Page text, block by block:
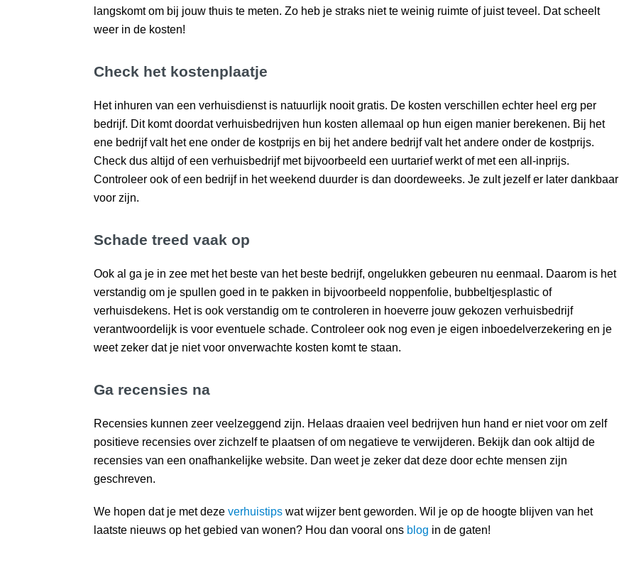
langskomt om bij jouw thuis te meten. Zo heb je straks niet te weinig ruimte of juist teveel. Dat scheelt
weer in de kosten!
Check het kostenplaatje
Het inhuren van een verhuisdienst is natuurlijk nooit gratis. De kosten verschillen echter heel erg per
bedrijf. Dit komt doordat verhuisbedrijven hun kosten allemaal op hun eigen manier berekenen. Bij het
ene bedrijf valt het ene onder de kostprijs en bij het andere bedrijf valt het andere onder de kostprijs.
Check dus altijd of een verhuisbedrijf met bijvoorbeeld een uurtarief werkt of met een all-inprijs.
Controleer ook of een bedrijf in het weekend duurder is dan doordeweeks. Je zult jezelf er later dankbaar
voor zijn.
Schade treed vaak op
Ook al ga je in zee met het beste van het beste bedrijf, ongelukken gebeuren nu eenmaal. Daarom is het
verstandig om je spullen goed in te pakken in bijvoorbeeld noppenfolie, bubbeltjesplastic of
verhuisdekens. Het is ook verstandig om te controleren in hoeverre jouw gekozen verhuisbedrijf
verantwoordelijk is voor eventuele schade. Controleer ook nog even je eigen inboedelverzekering en je
weet zeker dat je niet voor onverwachte kosten komt te staan.
Ga recensies na
Recensies kunnen zeer veelzeggend zijn. Helaas draaien veel bedrijven hun hand er niet voor om zelf
positieve recensies over zichzelf te plaatsen of om negatieve te verwijderen. Bekijk dan ook altijd de
recensies van een onafhankelijke website. Dan weet je zeker dat deze door echte mensen zijn
geschreven.
We hopen dat je met deze verhuistips wat wijzer bent geworden. Wil je op de hoogte blijven van het
laatste nieuws op het gebied van wonen? Hou dan vooral ons blog in de gaten!